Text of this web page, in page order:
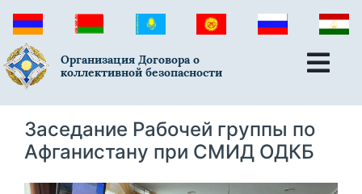
Организация Договора о
коллективной безопасности
Заседание Рабочей группы по
Афганистану при СМИД ОДКБ